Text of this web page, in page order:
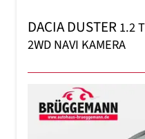
DACIA DUSTER1.2
2WD NAVI KAMERA